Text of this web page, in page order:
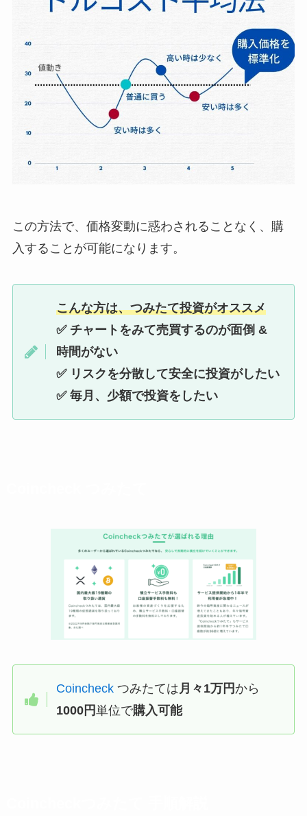
この方法で、価格変動に惑わされることなく、購
入することが可能になります。
こんな方は、つみたて投資がオススメ
✅ チャートをみて売買するのが面倒 &
時間がない
✅ リスクを分散して安全に投資がしたい
✅ 毎月、少額で投資をしたい
Coincheckつみたては 月々1万円 から
1000円単位で購入可能